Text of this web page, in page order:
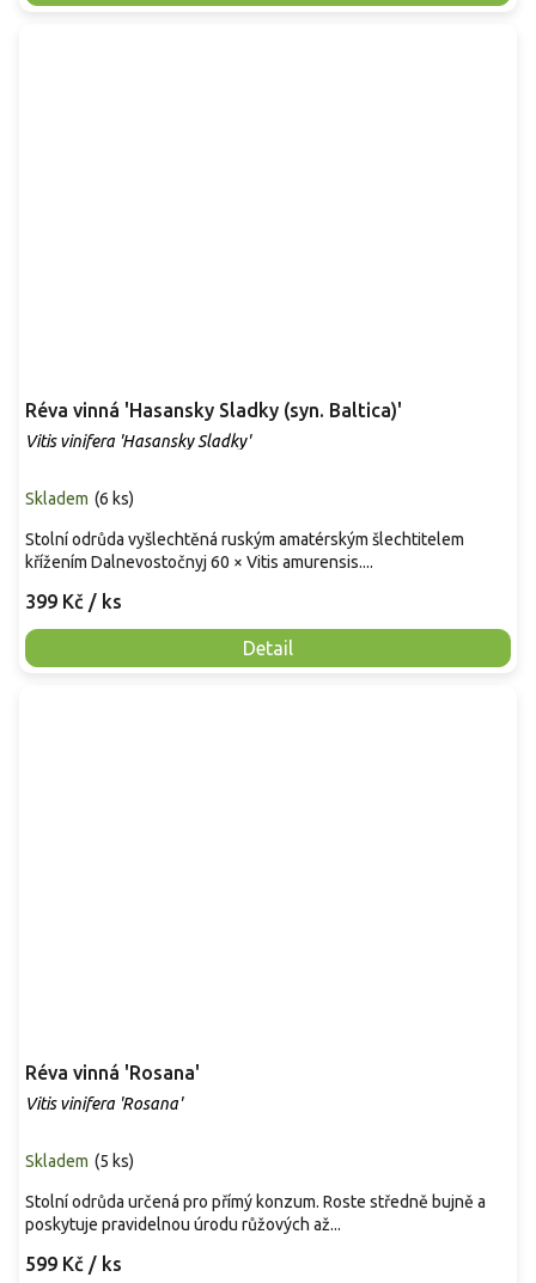
Réva vinná 'Hasansky Sladky (syn. Baltica)'
Vitis vinifera 'Hasansky Sladky'
Skladem (6 ks)
399 Kč / ks
Detail
Stolní odrůda vyšlechtěná ruským amatérským šlechtitelem
křížením Dalnevostočnyj 60 × Vitis amurensis....
Réva vinná 'Rosana'
Vitis vinifera 'Rosana'
Skladem (5 ks)
599 Kč / ks
Stolní odrůda určená pro přímý konzum. Roste středně bujně a
poskytuje pravidelnou úrodu růžových až...